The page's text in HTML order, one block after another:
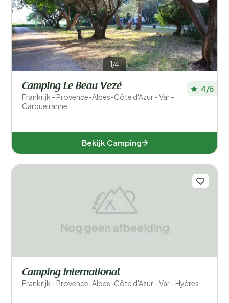
1/4
Camping Le Beau Vezé
Frankrijk - Provence-Alpes-Côte d'Azur - Var -
Carqueiranne
4/5
Bekijk Camping
Camping International
Frankrijk - Provence-Alpes-Côte d'Azur - Var - Hyères